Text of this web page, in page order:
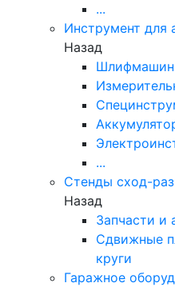
...
Инструмент для
Назад
...
Стенды сход-
Назад
Запчасти и
Сдвижные
круги
Гаражное